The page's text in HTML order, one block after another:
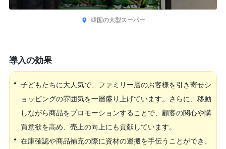
韓国の大型スーパー
導入の効果
• 子どもたちに大人気で、ファミリー層のお客様を引き寄せシ
ョッピングの雰囲気を一層盛り上げています。さらに、移動
しながら商品をプロモーションすることで、顧客の関心や購
買意欲を高め、売上の向上にも貢献しています。
• 在庫確認や商品補充の際に資材の運搬を手伝うことができ、